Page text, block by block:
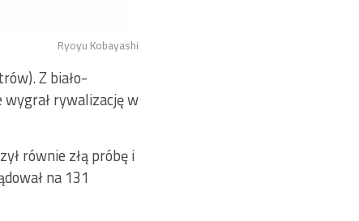
Ryoyu Kobayashi
Z biało-
rywalizację w
równie złą próbę i
na 131